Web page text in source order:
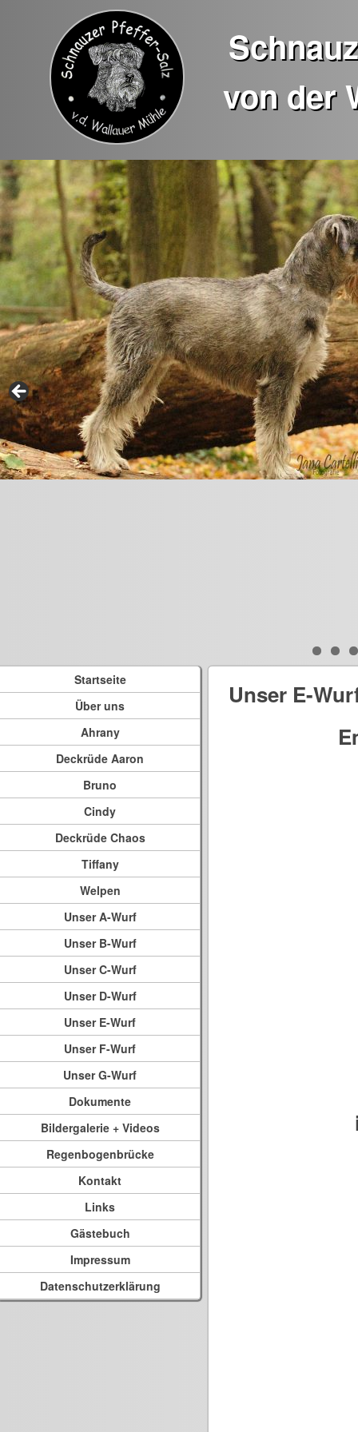
von der
Startseite
Über uns
Ahrany
Deckrüde Aaron
Bruno
Cindy
Deckrüde Chaos
Tiffany
Welpen
Unser A-Wurf
Unser B-Wurf
Unser C-Wurf
Unser D-Wurf
Unser E-Wurf
Unser F-Wurf
Unser G-Wurf
Dokumente
Bildergalerie + Videos
Regenbogenbrücke
Kontakt
Links
Gästebuch
Impressum
Datenschutzerklärung
Unser E-